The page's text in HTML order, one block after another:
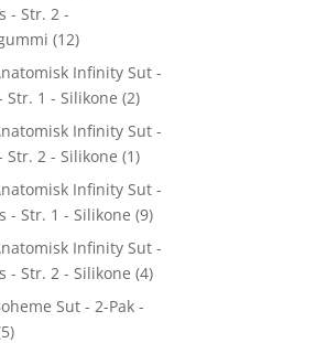
- Str. 2 -
(12)
Infinity Sut -
Str. 1 - Silikone (2)
Infinity Sut -
Str. 2 - Silikone (1)
Infinity Sut -
- Str. 1 - Silikone (9)
Infinity Sut -
- Str. 2 - Silikone (4)
Sut - 2-Pak -